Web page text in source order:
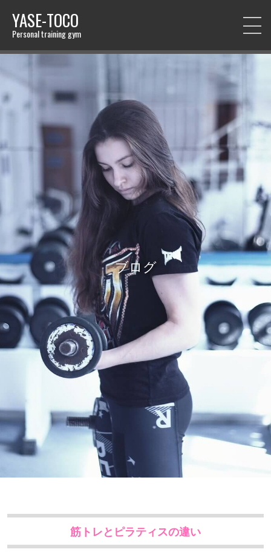
YASE-TOCO
Personal training gym
ブログ
筋トレとピラティスの違い